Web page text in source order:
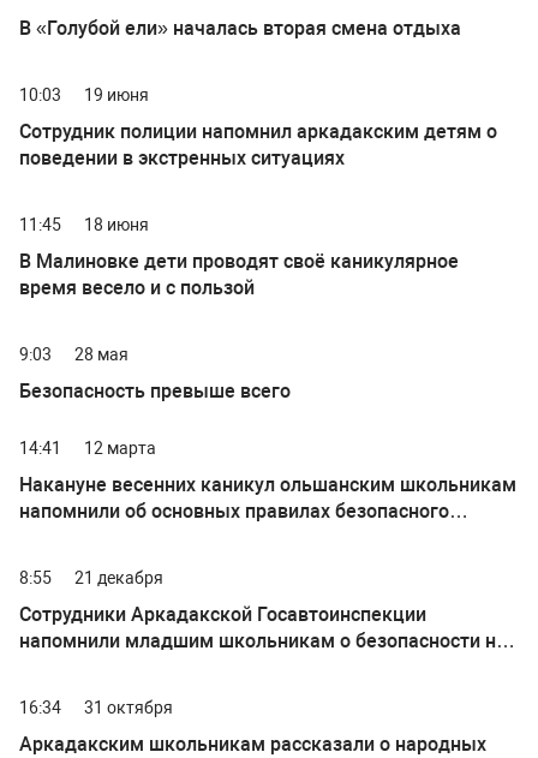
В «Голубой ели» началась вторая смена отдыха
10:03 19 июня
Сотрудник полиции напомнил аркадакским детям о
поведении в экстренных ситуациях
11:45 18 июня
В Малиновке дети проводят своё каникулярное
время весело и с пользой
9:03 28 мая
Безопасность превыше всего
14:41 12 марта
Накануне весенних каникул ольшанским школьникам
напомнили об основных правилах безопасного
8:55 21 декабря
Сотрудники Аркадакской Госавтоинспекции
напомнили младшим школьникам о безопасности на
16:34 31 октября
Аркадакским школьникам рассказали о народных